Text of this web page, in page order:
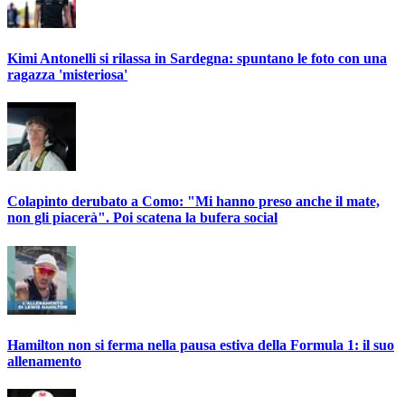
Kimi Antonelli si rilassa in Sardegna: spuntano le foto con una
ragazza 'misteriosa'
Colapinto derubato a Como: "Mi hanno preso anche il mate,
non gli piacerà". Poi scatena la bufera social
Hamilton non si ferma nella pausa estiva della Formula 1: il suo
allenamento